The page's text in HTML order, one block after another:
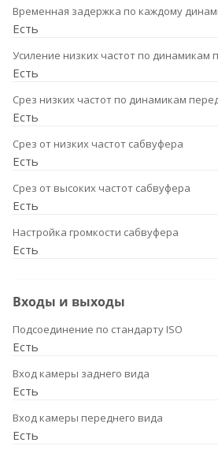
Временная задержка по каждому
Есть
Усиление низких частот по динамикам
Есть
Срез низких частот по динамикам
Есть
Срез от низких частот сабвуфера
Есть
Срез от высоких частот сабвуфера
Есть
Настройка громкости сабвуфера
Есть
Входы и выходы
Подсоединение по стандарту ISO
Есть
Вход камеры заднего вида
Есть
Вход камеры переднего вида
Есть